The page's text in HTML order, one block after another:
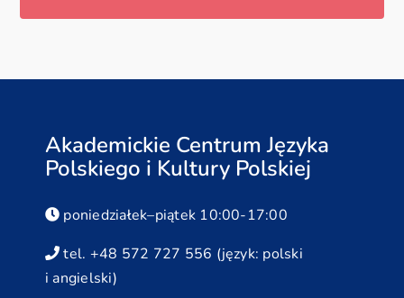
Akademickie Centrum Języka
Polskiego i Kultury Polskiej
poniedziałek–piątek 10:00-17:00
tel. +48 572 727 556 (język: polski
i angielski)